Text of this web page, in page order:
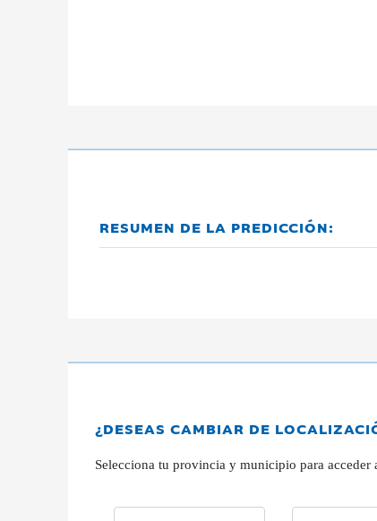
RESUMEN DE LA PREDICCIÓN:
¿DESEAS CAMBIAR DE
Selecciona tu provincia y municipio para acceder